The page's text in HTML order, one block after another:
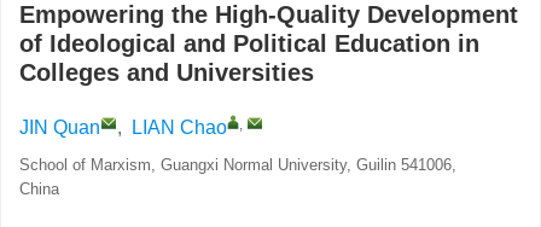
Empowering the High-Quality Development
of Ideological and Political Education in
Colleges and Universities
JIN Quan , LIAN Chao ,
School of Marxism, Guangxi Normal University, Guilin 541006,
China